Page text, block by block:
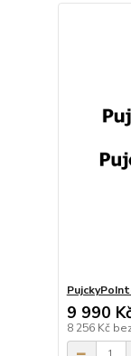
9 990
8 256 Kč